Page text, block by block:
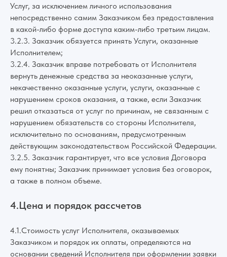
Услуг, за исключением личного использования
непосредственно самим Заказчиком без предоставления
в какой-либо форме доступа каким-либо третьим лицам.
3.2.3. Заказчик обязуется принять Услуги, оказанные
Исполнителем;
3.2.4. Заказчик вправе потребовать от Исполнителя
вернуть денежные средства за неоказанные услуги,
некачественно оказанные услуги, услуги, оказанные с
нарушением сроков оказания, а также, если Заказчик
решил отказаться от услуг по причинам, не связанным с
нарушением обязательств со стороны Исполнителя,
исключительно по основаниям, предусмотренным
действующим законодательством Российской Федерации.
3.2.5. Заказчик гарантирует, что все условия Договора
ему понятны; Заказчик принимает условия без оговорок,
а также в полном объеме.
4.Цена и порядок рассчетов
4.1.Стоимость услуг Исполнителя, оказываемых
Заказчиком и порядок их оплаты, определяются на
основании сведений Исполнителя при оформлении заявки